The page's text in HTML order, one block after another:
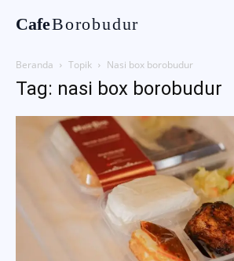
CafeBorobudur
Beranda Topik Nasi box borobudur
Tag: nasi box borobudur